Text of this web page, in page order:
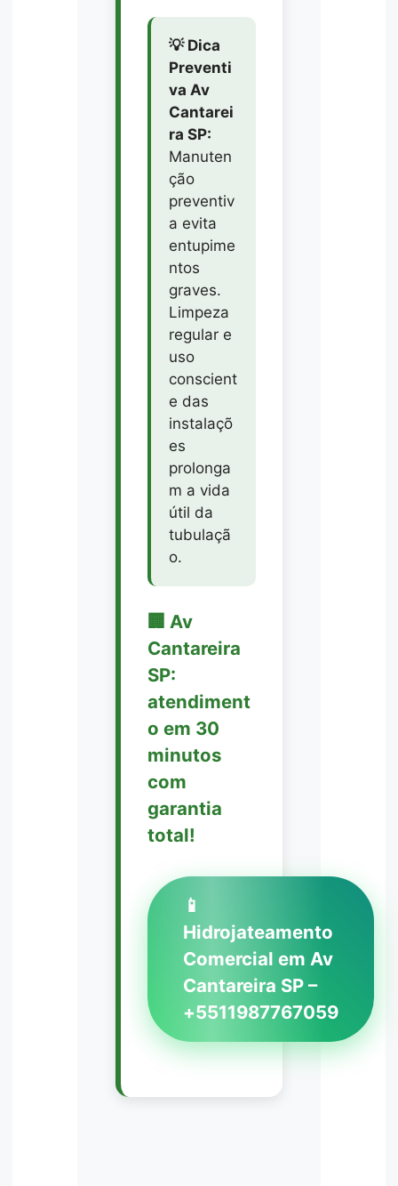
💡 Dica
Preventi
va Av
Cantarei
ra SP:
Manuten
ção
preventiv
a evita
entupime
ntos
graves.
Limpeza
regular e
uso
conscient
e das
instalaçõ
es
prolonga
m a vida
útil da
tubulaçã
o.
🏢 Av
Cantareira
SP:
atendiment
o em 30
minutos
com
garantia
total!
📱
Hidrojateamento
Comercial em Av
Cantareira SP –
+5511987767059